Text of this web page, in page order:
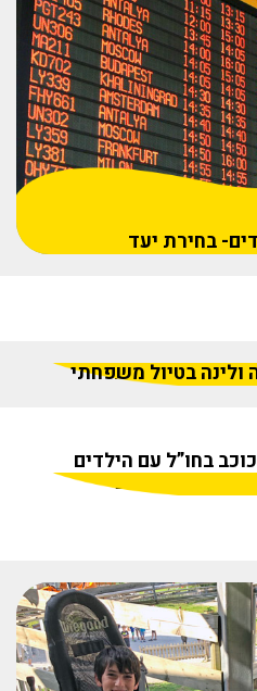
בחירת יעד
ולינה בטיול משפחתי
בחו”ל עם הילדים